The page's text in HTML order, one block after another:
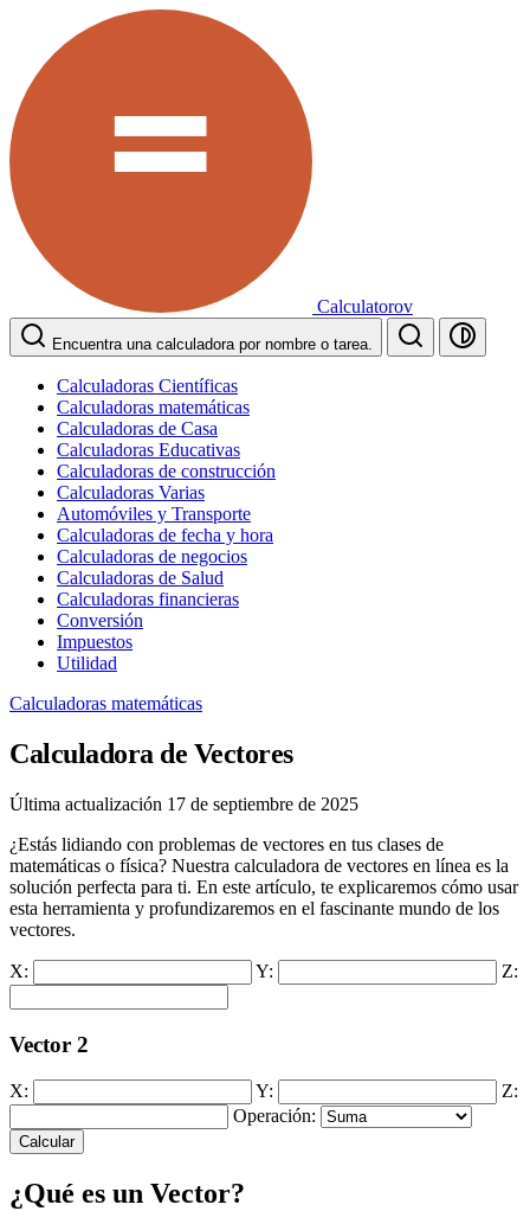
Calculatorov
Encuentra una calculadora por nombre o tarea.
Calculadoras Científicas
Calculadoras matemáticas
Calculadoras de Casa
Calculadoras Educativas
Calculadoras de construcción
Calculadoras Varias
Automóviles y Transporte
Calculadoras de fecha y hora
Calculadoras de negocios
Calculadoras de Salud
Calculadoras financieras
Conversión
Impuestos
Utilidad
Calculadoras matemáticas
Calculadora de Vectores
Última actualización 17 de septiembre de 2025
¿Estás lidiando con problemas de vectores en tus clases de
matemáticas o física? Nuestra calculadora de vectores en línea es la
solución perfecta para ti. En este artículo, te explicaremos cómo usar
esta herramienta y profundizaremos en el fascinante mundo de los
vectores.
X: Y: Z:
Vector 2
X: Y:
Z:
Operación:
Calcular
¿Qué es un Vector?